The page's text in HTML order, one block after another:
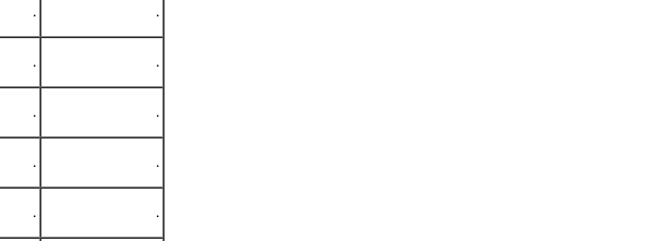
.
.
.
.
.
.
.
.
.
.